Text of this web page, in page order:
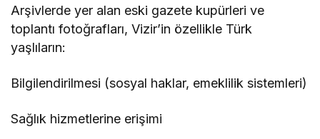
Arşivlerde yer alan eski gazete kupürleri ve
toplantı fotoğrafları, Vizir’in özellikle Türk
yaşlıların:
Bilgilendirilmesi (sosyal haklar, emeklilik sistemleri)
Sağlık hizmetlerine erişimi